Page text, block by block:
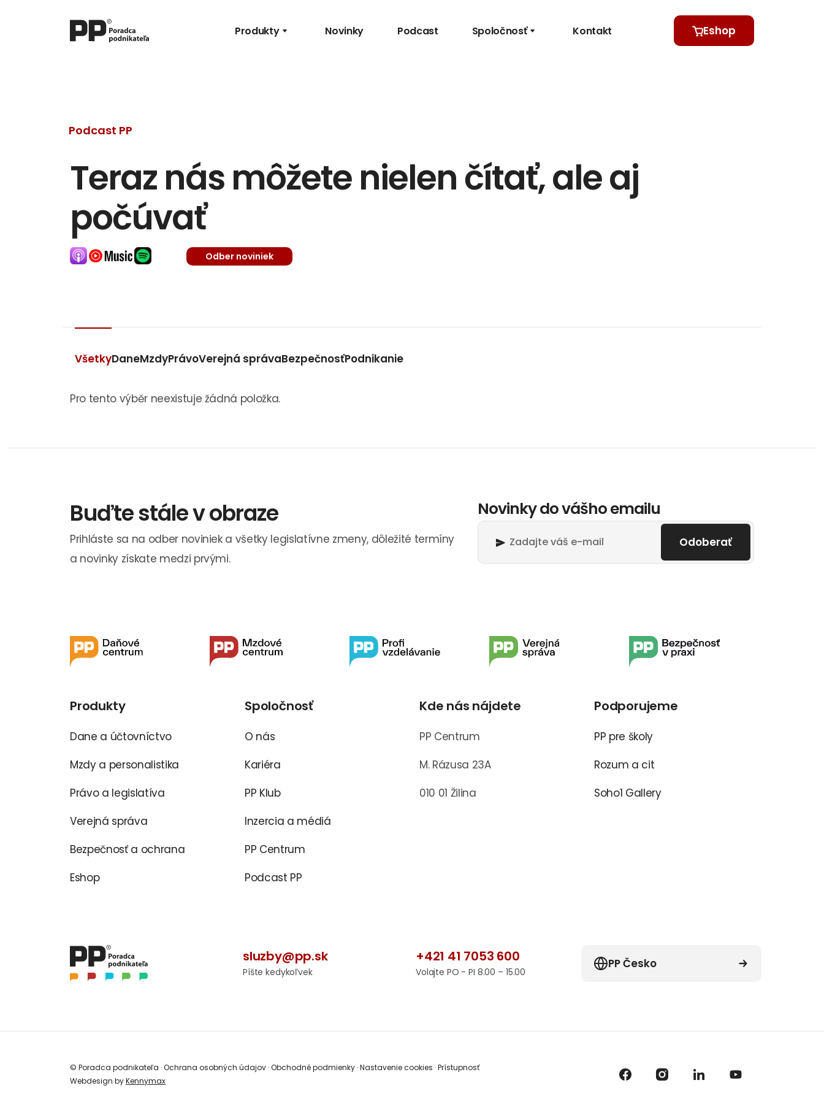
Produkty Novinky Podcast Spoločnosť Kontakt Eshop
Podcast PP
Teraz nás môžete nielen čítať, ale aj
počúvať
Odber noviniek
VšetkyDaneMzdyPrávoVerejná správaBezpečnosťPodnikanie
Pro tento výběr neexistuje žádná položka.
Buďte stále v obraze
Prihláste sa na odber noviniek a všetky legislatívne zmeny, dôležité termíny
a novinky získate medzi prvými.
Novinky do vášho emailu
Odoberať
Produkty
Dane a účtovníctvo
Mzdy a personalistika
Právo a legislatíva
Verejná správa
Bezpečnosť a ochrana
Eshop
Spoločnosť
O nás
Kariéra
PP Klub
Inzercia a médiá
PP Centrum
Podcast PP
Kde nás nájdete
PP Centrum
M. Rázusa 23A
010 01 Žilina
Podporujeme
PP pre školy
Rozum a cit
Soho1 Gallery
sluzby@pp.sk
Píšte kedykoľvek
+421 41 7053 600
Volajte PO - PI 8.00 – 15.00
PP Česko
© Poradca podnikateľa ·Ochrana osobných údajov ·Obchodné podmienky ·Nastavenie cookies ·Prístupnosť
Webdesign byKennymax